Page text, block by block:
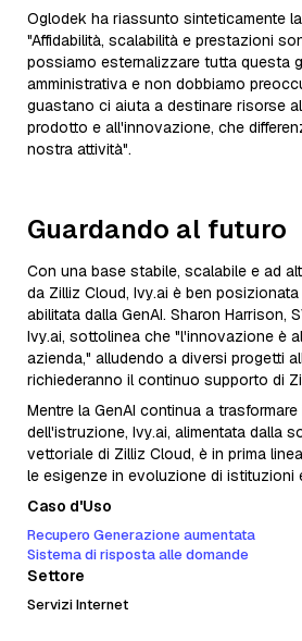
Oglodek ha riassunto sinteticamente
"Affidabilità, scalabilità e prestazioni
possiamo esternalizzare tutta questa
amministrativa e non dobbiamo
guastano ci aiuta a destinare risorse
prodotto e all'innovazione, che
nostra attività".
Guardando al futuro
Con una base stabile, scalabile e ad
da Zilliz Cloud, Ivy.ai è ben
abilitata dalla GenAI. Sharon Harrison,
Ivy.ai, sottolinea che "l'innovazione è
azienda," alludendo a diversi progetti
richiederanno il continuo supporto di
Mentre la GenAI continua a
dell'istruzione, Ivy.ai, alimentata dalla
vettoriale di Zilliz Cloud, è in prima
le esigenze in evoluzione di istituzioni
Caso d'Uso
Recupero Generazione aumentata
Sistema di risposta alle domande
Settore
Servizi Internet